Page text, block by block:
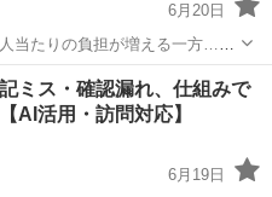
6月20日
当たりの負担が増える一方…」
を減らすしかありません。 現
ある業務のムダを洗い出して自
ミス・確認漏れ、仕組みで
AI活用・訪問対応】
6月19日